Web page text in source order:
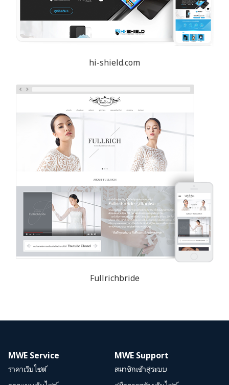
hi-shield.com
Fullrichbride
MWE Service
ราคาเว็บไซต์
MWE Support
สมาชิกเข้าสู่ระบบ